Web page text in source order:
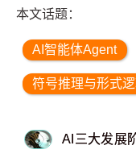
本文话题：
AI智能体Agent
符号推理与形式
AI三大发展